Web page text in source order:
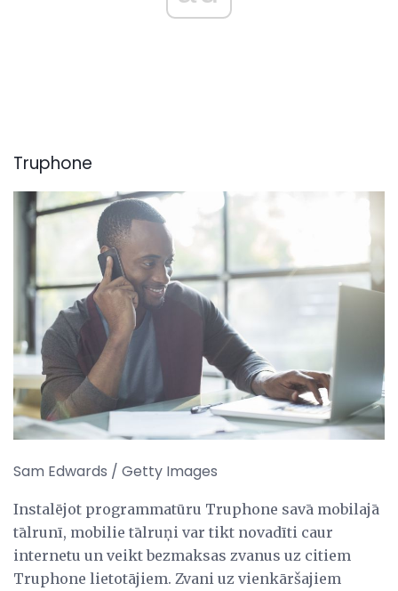
Truphone
Sam Edwards / Getty Images
Instalējot programmatūru Truphone savā mobilajā
tālrunī, mobilie tālruņi var tikt novadīti caur
internetu un veikt bezmaksas zvanus uz citiem
Truphone lietotājiem. Zvani uz vienkāršajiem